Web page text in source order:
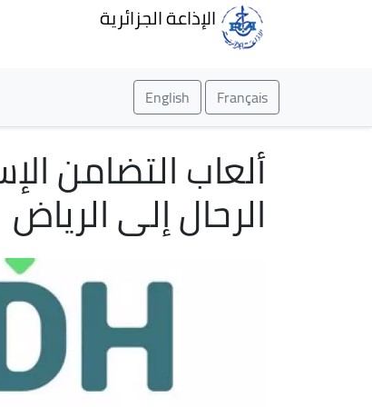
الإذاعة الجزائرية
Français
English
الرحال إلى الرياض